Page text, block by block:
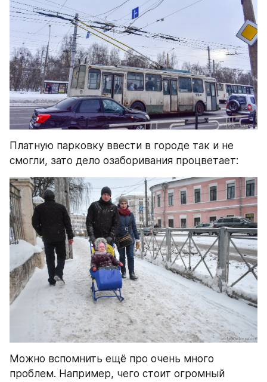
Платную парковку ввести в городе так и не
смогли, зато дело озаборивания процветает:
Можно вспомнить ещё про очень много
проблем. Например, чего стоит огромный